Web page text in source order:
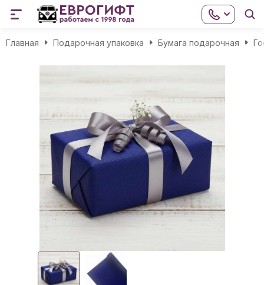
Главная Подарочная упаковка Бумага подарочная